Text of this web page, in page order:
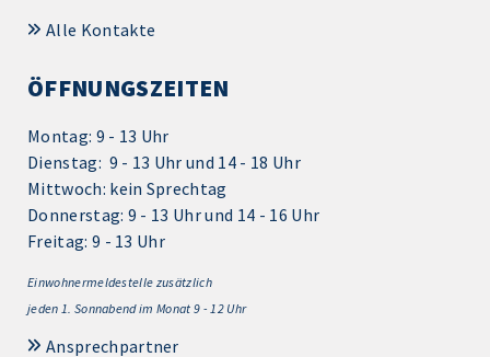
Alle Kontakte
ÖFFNUNGSZEITEN
Montag: 9 - 13 Uhr
Dienstag: 9 - 13 Uhr und 14 - 18 Uhr
Mittwoch: kein Sprechtag
Donnerstag: 9 - 13 Uhr und 14 - 16 Uhr
Freitag: 9 - 13 Uhr
Einwohnermeldestelle zusätzlich
jeden 1. Sonnabend im Monat 9 - 12 Uhr
Ansprechpartner